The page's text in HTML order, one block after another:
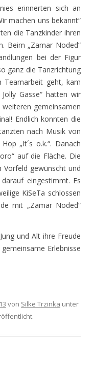
erinnerten sich an
machen uns bekannt“
die Tanzkinder ihren
Beim „Zamar Noded“
bei der Figur
ganz die Tanzrichtung
Teamarbeit geht, kam
Gasse“ hatten wir
gemeinsamen
Endlich konnten die
nach Musik von
„It´s o.k.“. Danach
auf die Fläche. Die
Vorfeld gewünscht und
eingestimmt. Es
KiSeTa schlossen
mit „Zamar Noded“
und Alt ihre Freude
Erlebnisse
von Silke Trzinka unter